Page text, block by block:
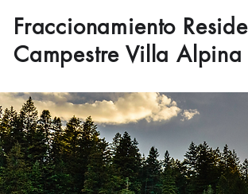
Fraccionamiento
Campestre Villa Alpina